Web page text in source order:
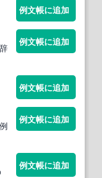
例文帳に追加
例文帳に追加
例文帳に追加
例文帳に追加
例文帳に追加